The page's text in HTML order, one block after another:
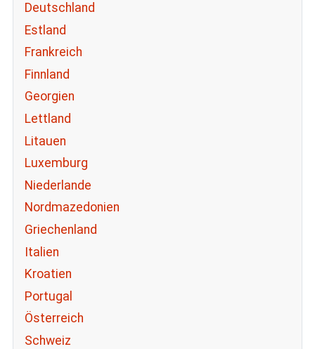
Deutschland
Estland
Frankreich
Finnland
Georgien
Lettland
Litauen
Luxemburg
Niederlande
Nordmazedonien
Griechenland
Italien
Kroatien
Portugal
Österreich
Schweiz